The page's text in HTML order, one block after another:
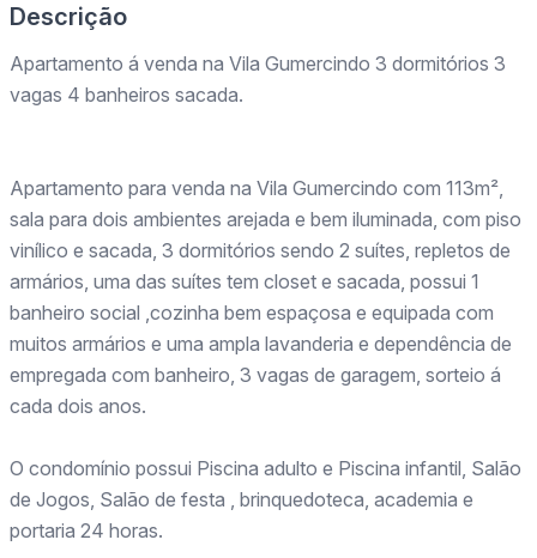
Descrição
Apartamento á venda na Vila Gumercindo 3 dormitórios 3
vagas 4 banheiros sacada.
Apartamento para venda na Vila Gumercindo com 113m²,
sala para dois ambientes arejada e bem iluminada, com piso
vinílico e sacada, 3 dormitórios sendo 2 suítes, repletos de
armários, uma das suítes tem closet e sacada, possui 1
banheiro social ,cozinha bem espaçosa e equipada com
muitos armários e uma ampla lavanderia e dependência de
empregada com banheiro, 3 vagas de garagem, sorteio á
cada dois anos.
O condomínio possui Piscina adulto e Piscina infantil, Salão
de Jogos, Salão de festa , brinquedoteca, academia e
portaria 24 horas.